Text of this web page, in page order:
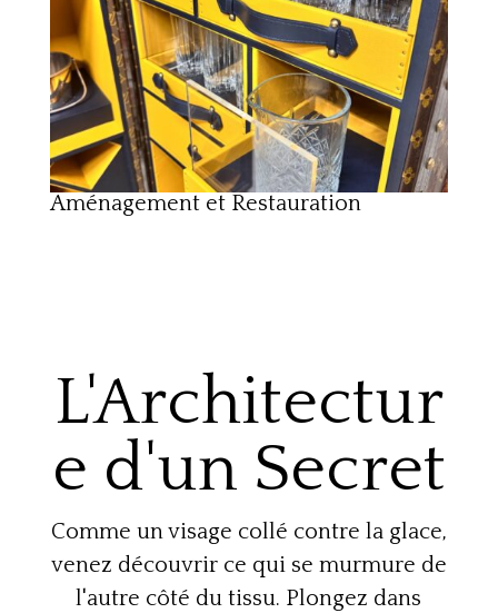
Aménagement et Restauration
L'Architectur
e d'un Secret
Comme un visage collé contre la glace,
venez découvrir ce qui se murmure de
l'autre côté du tissu. Plongez dans